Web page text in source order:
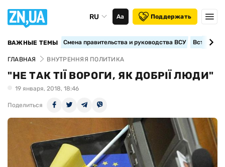
RU Аа Поддержать
ВАЖНЫЕ ТЕМЫ Смена правительства и руководства ВСУ
ГЛАВНАЯ ВНУТРЕННЯЯ ПОЛИТИКА
"НЕ ТАК ТІЇ ВОРОГИ, ЯК ДОБРІЇ ЛЮДИ"
19 января, 2018, 18:46
Поделиться